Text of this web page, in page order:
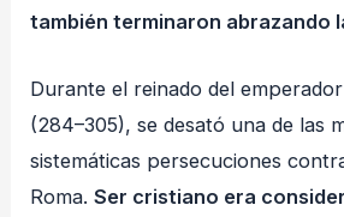
también terminaron abrazando
Durante el reinado del
(284–305), se desató una de las
sistemáticas persecuciones
Roma.Ser cristiano era